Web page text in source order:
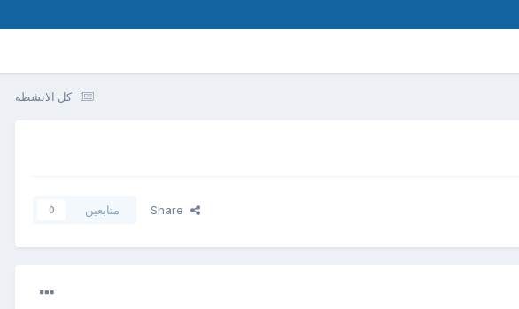
كل الانشطه
متابعين 0